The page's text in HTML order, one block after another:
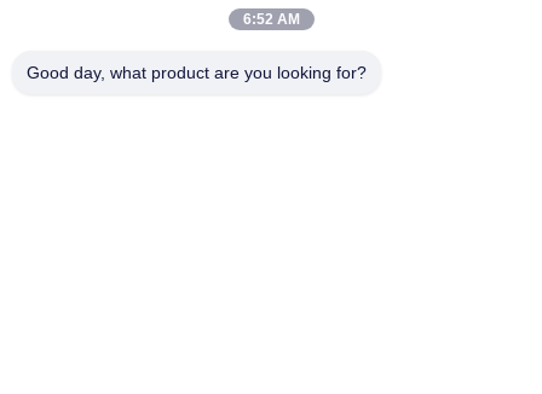
Kabel DAC QSFP28 100Gbps Kabel Tembaga Pasif Direct
Attach dengan Panjang 5M untuk Interkoneksi Kecepatan
6:52 AM
Good day, what product are you looking for?